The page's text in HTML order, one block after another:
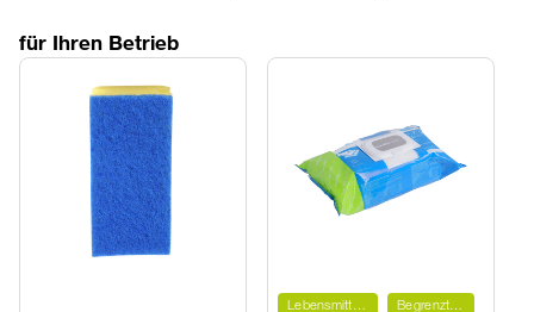
für Ihren Betrieb
Lebensmittelnaher Bereich Begrenzt viruzid PLUS